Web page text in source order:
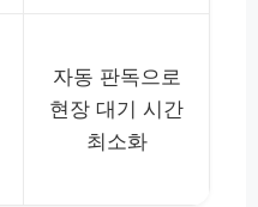
자동 판독으로
현장 대기 시간
최소화